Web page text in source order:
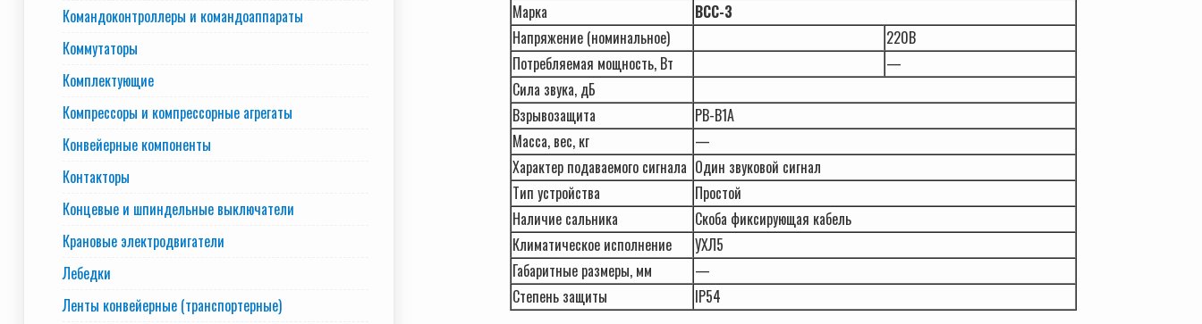
Марка
ВСС-3
Напряжение (номинальное)
220В
Потребляемая мощность, Вт
—
Сила звука, дБ
Взрывозащита
РВ-В1А
Масса, вес, кг
—
Характер подаваемого сигнала Один звуковой сигнал
Тип устройства
Простой
Наличие сальника
Скоба фиксирующая кабель
Климатическое исполнение
УХЛ5
Габаритные размеры, мм
—
Степень защиты
IP54
Командоконтроллеры и командоаппараты
Коммутаторы
Комплектующие
Компрессоры и компрессорные агрегаты
Конвейерные компоненты
Контакторы
Концевые и шпиндельные выключатели
Крановые электродвигатели
Лебедки
Ленты конвейерные (транспортерные)